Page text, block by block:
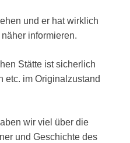
und er hat wirklich
informieren.
Stätte ist sicherlich
etc. im Originalzustand
wir viel über die
und Geschichte des